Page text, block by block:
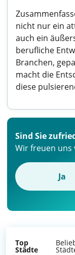
nicht nur ein
auch ein
berufliche
Branchen,
macht die
diese
Sind Sie
Wir freuen uns
Ja
Top
Städte